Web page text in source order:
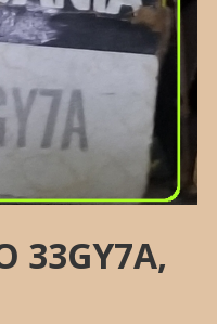
33GY7A,